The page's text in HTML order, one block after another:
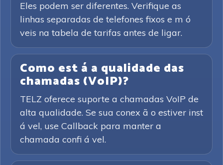
Eles podem ser diferentes. Verifique as
linhas separadas de telefones fixos e m ó
veis na tabela de tarifas antes de ligar.
Como est á a qualidade das
chamadas (VoIP)?
TELZ oferece suporte a chamadas VoIP de
alta qualidade. Se sua conex ã o estiver inst
á vel, use Callback para manter a
chamada confi á vel.